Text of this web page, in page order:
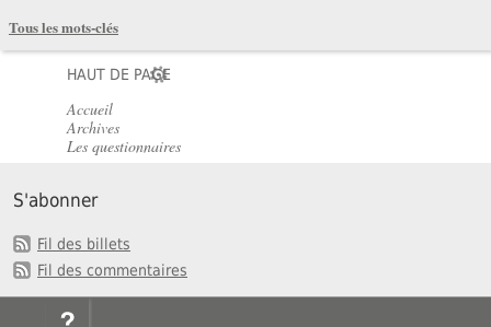
Tous les mots-clés
HAUT DE PAGE
Accueil
Archives
Les questionnaires
S'abonner
Fil des billets
Fil des commentaires